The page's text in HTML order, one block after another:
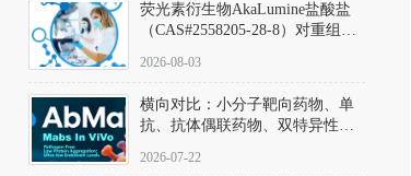
荧光素衍生物AkaLumine盐酸盐
（CAS#2558205-28-8）对重组萤
数（Km）为2.06 μM；其近红外
发光特性赋予优异的组织穿透能
力，大幅增强成像信噪比，从而
实现活体动物模型中极低给药剂
量下的高灵敏度、非侵入式生物
2026-08-03
横向对比：小分子靶向药物、单
抗、抗体偶联药物、双特异性抗
及应用瓶颈
2026-07-22